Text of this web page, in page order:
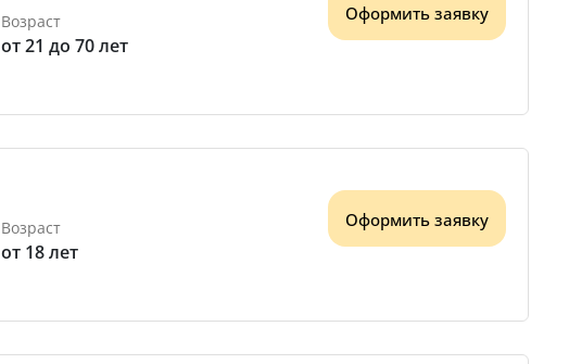
Возраст
от 21 до 70 лет
Оформить заявку
Возраст
от 18 лет
Оформить заявку